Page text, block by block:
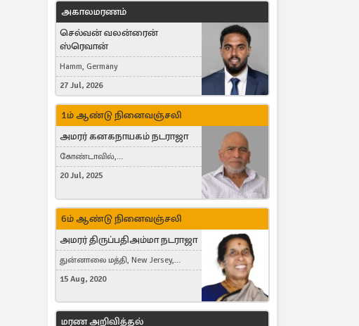
அகாலமரணம்
செல்வன் வலன்ரைன்
ஸ்ரெவான்
Hamm, Germany
27 Jul, 2026
1ம் ஆண்டு நினைவஞ்சலி
அமரர் கனகநாயகம் நடராஜா
கோண்டாவில்,
புன்னாலைக்கட்டுவன், சவுதி
Germany, Brampton, Canada
20 Jul, 2025
6ம் ஆண்டு நினைவஞ்சலி
அமரர் திருப்பதிஅம்மா நடராஜா
துன்னாலை மத்தி, New Jersey,
United States, Toronto, Canada
15 Aug, 2020
மரண அறிவித்தல்